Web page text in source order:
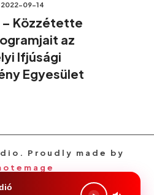
2022-09-14
– Közzétette
az
Ifjúsági
Egyesület
Proudly made by